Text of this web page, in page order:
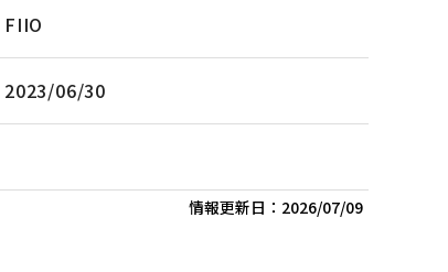
FIIO
2023/06/30
情報更新日： 2026/07/09